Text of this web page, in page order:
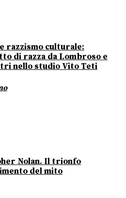
razzismo culturale:
di razza da Lombroso e
nello studio Vito Teti
Nolan. Il trionfo
del mito